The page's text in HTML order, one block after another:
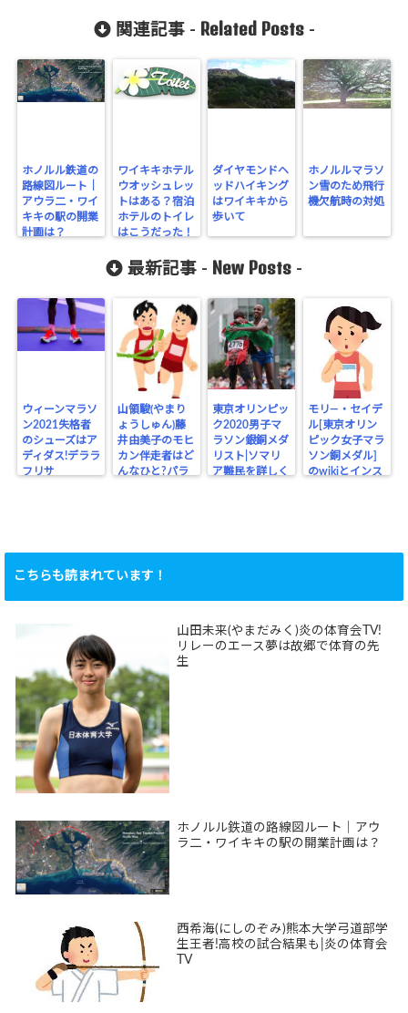
関連記事 - Related Posts-
ホノルル鉄道の
路線図ルート｜
アウラ二・ワイ
キキの駅の開業
計画は？
ワイキキホテル
ウオッシュレッ
トはある？宿泊
ホテルのトイレ
はこうだった！
ダイヤモンドヘ
ッドハイキング
はワイキキから
歩いて
ホノルルマラソ
ン雪のため飛行
機欠航時の対処
最新記事 - New Posts -
ウィーンマラソ
ン2021失格者
のシューズはア
ディダス!デララ
フリサ
山領駿(やまり
ょうしゅん)藤
井由美子のモヒ
カン伴走者はど
んなひと?パラ
東京オリンピッ
ク2020男子マ
ラソン銀銅メダ
リスト|ソマリ
ア難民を詳しく
モリ―・セイデ
ル[東京オリン
ピック女子マラ
ソン銅メダル]
のwikiとインス
こちらも読まれています！
山田未来(やまだみく)炎の体育会TV!
リレーのエース夢は故郷で体育の先
生
ホノルル鉄道の路線図ルート｜アウ
ラ二・ワイキキの駅の開業計画は？
西希海(にしのぞみ)熊本大学弓道部学
生王者!高校の試合結果も|炎の体育会
TV